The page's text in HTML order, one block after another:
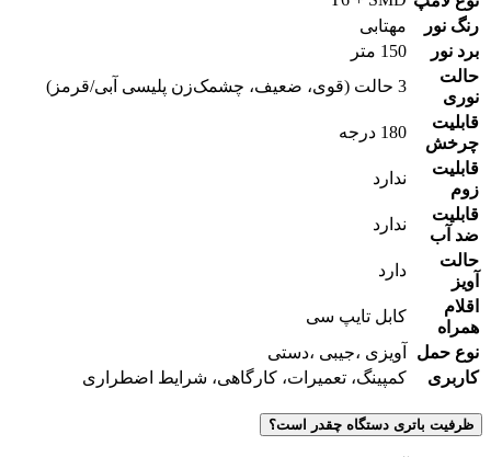
رنگ نور
مهتابی
برد نور
150 متر
حالت
نوری
3 حالت (قوی، ضعیف، چشمک‌زن پلیسی آبی/قرمز)
قابلیت
چرخش
180 درجه
قابلیت
زوم
ندارد
قابلیت
ضد آب
ندارد
حالت
آویز
دارد
اقلام
همراه
کابل تایپ سی
نوع حمل
آویزی ،جیبی ،دستی
کاربری
کمپینگ، تعمیرات، کارگاهی، شرایط اضطراری
ظرفیت باتری دستگاه چقدر است؟